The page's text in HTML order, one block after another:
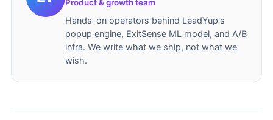
Product & growth team
Hands-on operators behind LeadYup's
popup engine, ExitSense ML model, and A/B
infra. We write what we ship, not what we
wish.